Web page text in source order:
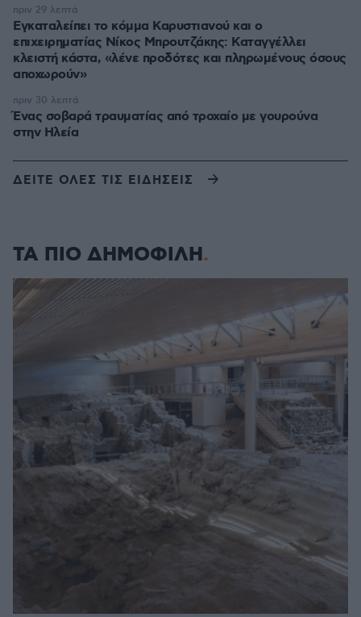
Εγκαταλείπει το κόμμα Καρυστιανού και ο
επιχειρηματίας Νίκος Μπρουτζάκης: Καταγγέλλει
κλειστή κάστα, «λένε προδότες και πληρωμένους όσους
αποχωρούν»
πριν 29 λεπτά
Ένας σοβαρά τραυματίας από τροχαίο με γουρούνα
στην Ηλεία
πριν 30 λεπτά
ΔΕΙΤΕ ΟΛΕΣ ΤΙΣ ΕΙΔΗΣΕΙΣ
ΤΑ ΠΙΟ ΔΗΜΟΦΙΛΗ